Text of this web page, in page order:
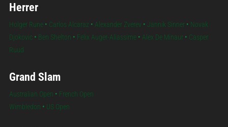
Herrer
Holger Rune• Carlos Alcaraz • Alexander Zverev • Jannik Sinner• Novak
Djokovic• Ben Shelton • Felix Auger-Aliassime• Alex De Minaur• Casper
Ruud
Grand Slam
Australian Open • French Open
Wimbledon • US Open